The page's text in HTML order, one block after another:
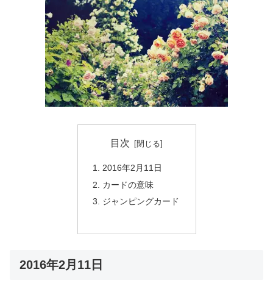
目次
2016年2月11日
カードの意味
ジャンピングカード
2016年2月11日